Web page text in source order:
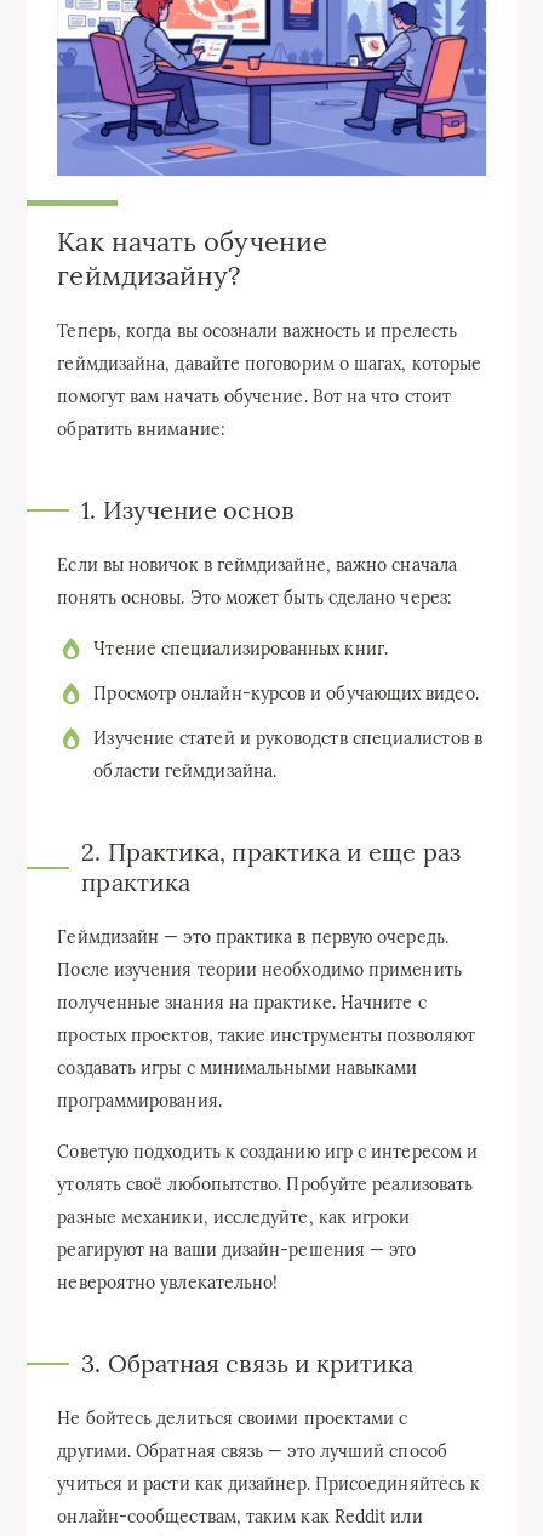
Как начать обучение
геймдизайну?
Теперь, когда вы осознали важность и прелесть
геймдизайна, давайте поговорим о шагах, которые
помогут вам начать обучение. Вот на что стоит
обратить внимание:
1. Изучение основ
Если вы новичок в геймдизайне, важно сначала
понять основы. Это может быть сделано через:
Чтение специализированных книг.
Просмотр онлайн-курсов и обучающих видео.
Изучение статей и руководств специалистов в
области геймдизайна.
2. Практика, практика и еще раз
практика
Геймдизайн — это практика в первую очередь.
После изучения теории необходимо применить
полученные знания на практике. Начните с
простых проектов, такие инструменты позволяют
создавать игры с минимальными навыками
программирования.
Советую подходить к созданию игр с интересом и
утолять своё любопытство. Пробуйте реализовать
разные механики, исследуйте, как игроки
реагируют на ваши дизайн-решения — это
невероятно увлекательно!
3. Обратная связь и критика
Не бойтесь делиться своими проектами с
другими. Обратная связь — это лучший способ
учиться и расти как дизайнер. Присоединяйтесь к
онлайн-сообществам, таким как Reddit или